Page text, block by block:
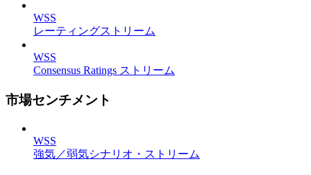
WSS
レーティングストリーム
WSS
Consensus Ratings ストリーム
市場センチメント
WSS
強気／弱気シナリオ・ストリーム